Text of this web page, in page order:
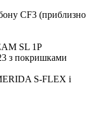
CF3 (приблизно
SL 1P
з покришками
S-FLEX і